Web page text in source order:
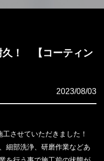
久！ 【コーティン
2023/08/03
させていただきました！
細部洗浄、研磨作業などあ